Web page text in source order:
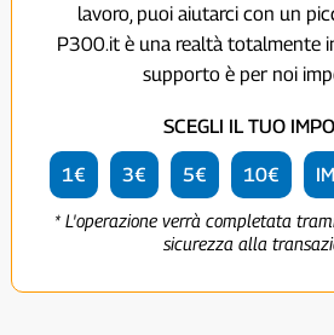
lavoro, puoi aiutarci con un
P300.it è una realtà totalmente
supporto è per noi
SCEGLI IL TUO
1€ 3€ 5€ 10€
* L'operazione verrà completata
sicurezza alla